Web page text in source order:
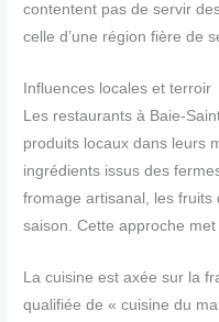
contentent pas de servir
celle d’une région fière de
Influences locales et terroir
Les restaurants à Baie-
produits locaux dans leurs
ingrédients issus des
fromage artisanal, les fruits
saison. Cette approche
La cuisine est axée sur la
qualifiée de « cuisine du